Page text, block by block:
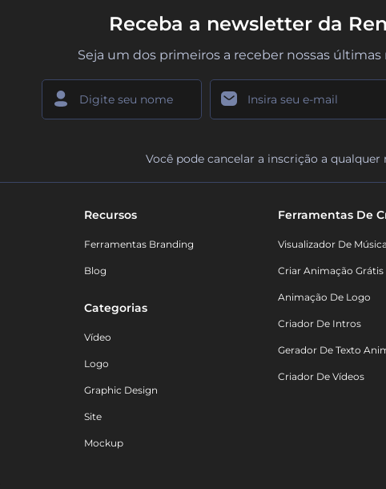
Receba a newsletter da
Seja um dos primeiros a receber nossas
Você pode cancelar a inscrição a
Recursos
Ferramentas Branding
Blog
Categorias
Vídeo
Logo
Graphic Design
Site
Mockup
Ferramentas De
Visualizador De
Criar Animação Grátis
Animação De Logo
Criador De Intros
Gerador De Texto
Criador De Vídeos